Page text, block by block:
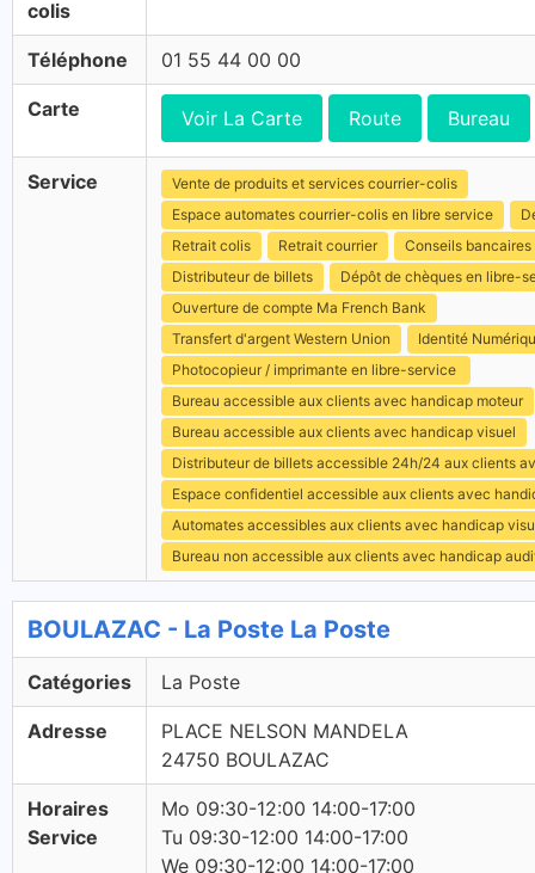
colis
Téléphone 01 55 44 00 00
Carte Voir La Carte Route Bureau
Service
Vente de produits et services courrier-colis
Espace automates courrier-colis en libre service
Retrait colis
Retrait courrier
Conseils bancaires
Distributeur de billets
Dépôt de chèques en libre-
Ouverture de compte Ma French Bank
Transfert d'argent Western Union
Identité
Photocopieur / imprimante en libre-service
Bureau accessible aux clients avec handicap moteur
Bureau accessible aux clients avec handicap visuel
Distributeur de billets accessible 24h/24 aux clients
Espace confidentiel accessible aux clients avec
Automates accessibles aux clients avec handicap
Bureau non accessible aux clients avec handicap
BOULAZAC - La Poste La Poste
Catégories La Poste
Adresse
PLACE NELSON MANDELA
24750 BOULAZAC
Horaires
Service
Mo 09:30-12:00 14:00-17:00
Tu 09:30-12:00 14:00-17:00
We 09:30-12:00 14:00-17:00